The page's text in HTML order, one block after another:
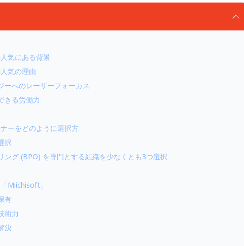
気にある背景
気の理由
へのレーザーフォーカス
る労働力
ーをどのように選択方
択
ング (BPO) を専門とする組織を少なくとも3つ選択
Miichisoft」
有
術力
決